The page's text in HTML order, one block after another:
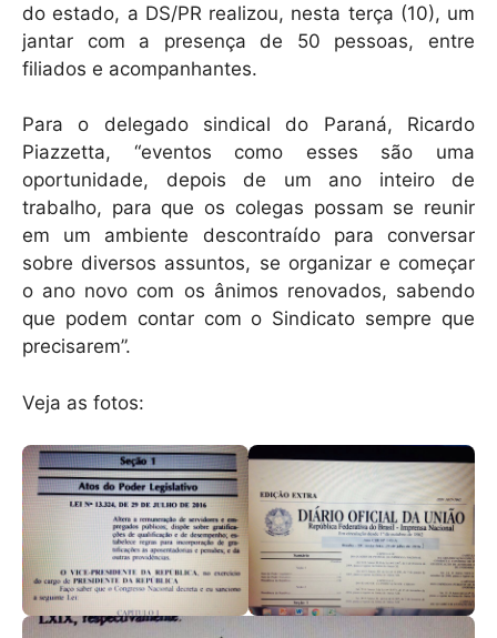
do estado, a DS/PR realizou, nesta terça (10), um
jantar com a presença de 50 pessoas, entre
filiados e acompanhantes.
Para o delegado sindical do Paraná, Ricardo
Piazzetta, “eventos como esses são uma
oportunidade, depois de um ano inteiro de
trabalho, para que os colegas possam se reunir
em um ambiente descontraído para conversar
sobre diversos assuntos, se organizar e começar
o ano novo com os ânimos renovados, sabendo
que podem contar com o Sindicato sempre que
precisarem”.
Veja as fotos: